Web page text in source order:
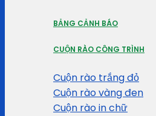
BẢNG CẢNH BÁO
CUỘN RÀO CÔNG TRÌNH
Cuộn rào trắng đỏ
Cuộn rào vàng đen
Cuộn rào in chữ